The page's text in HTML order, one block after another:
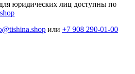
юридических лиц доступны по
или +7 908 290-01-00